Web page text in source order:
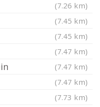
(7.26 km)
(7.45 km)
(7.45 km)
(7.47 km)
(7.47 km)
(7.47 km)
(7.73 km)